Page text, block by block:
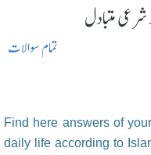
شرعی متبادل
تمام سوالات
Find here answers of
daily life according to